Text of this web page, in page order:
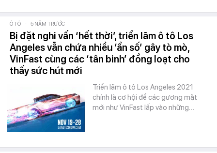
Ô TÔ - 5 NĂM TRƯỚC
Bị đặt nghi vấn ‘hết thời’, triển lãm ô tô Los
Angeles vẫn chứa nhiều ‘ẩn số’ gây tò mò,
VinFast cùng các ‘tân binh’ đồng loạt cho
thấy sức hút mới
Triển lãm ô tô Los Angeles 2021
chính là cơ hội để các gương mặt
mới như VinFast lấp vào những…